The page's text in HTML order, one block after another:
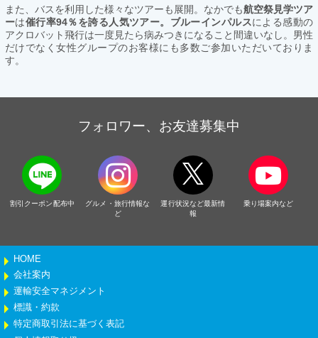
また、バスを利用した様々なツアーも展開。なかでも航空祭見学ツア
ーは催行率94％を誇る人気ツアー。ブルーインパルスによる感動の
アクロバット飛行は一度見たら病みつきになること間違いなし。男性
だけでなく女性グループのお客様にも多数ご参加いただいておりま
す。
フォロワー、お友達募集中
割引クーポン配布中
グルメ・旅行情報な
ど
運行状況など最新情
報
乗り場案内など
HOME
会社案内
運輸安全マネジメント
標識・約款
特定商取引法に基づく表記